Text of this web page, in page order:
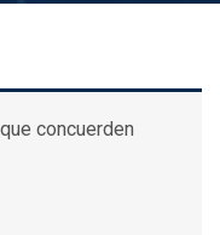
concuerden